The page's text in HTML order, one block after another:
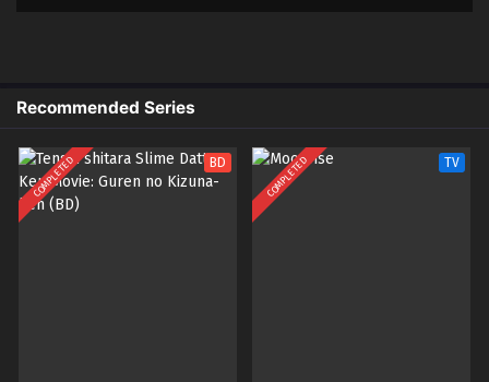
1
Shikkakumon no Saikyou Kenja – Ep
Indonesia & English
Recommended Series
COMPLETED BD COMPLETED TV